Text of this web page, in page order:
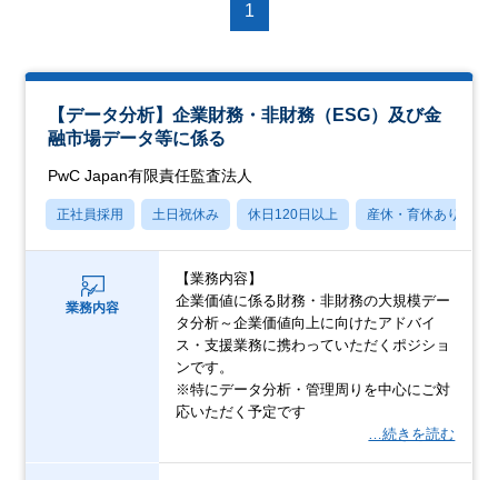
1
【データ分析】企業財務・非財務（ESG）及び金
融市場データ等に係る
PwC Japan有限責任監査法人
正社員採用 土日祝休み 休日120日以上 産休・育休あり
業務内容
【業務内容】
企業価値に係る財務・非財務の大規模デー
タ分析～企業価値向上に向けたアドバイ
ス・支援業務に携わっていただくポジショ
ンです。
※特にデータ分析・管理周りを中心にご対
応いただく予定です
…続きを読む